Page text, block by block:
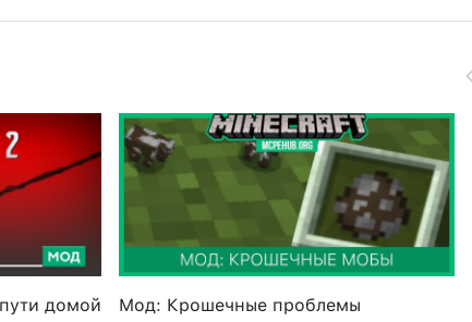
домой
Мод: Крошечные проблемы